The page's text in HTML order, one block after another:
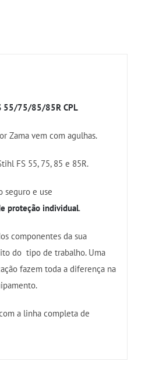
55/75/85/85R CPL
Zama vem com agulhas.
FS 55, 75, 85 e 85R.
seguro e use
proteção individual.
componentes da sua
do tipo de trabalho. Uma
fazem toda a diferença na
a linha completa de